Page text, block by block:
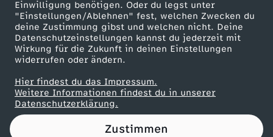
Einwilligung benötigen. Oder du legst unter
"Einstellungen/Ablehnen" fest, welchen Zwecken du
deine Zustimmung gibst und welchen nicht. Deine
Datenschutzeinstellungen kannst du jederzeit mit
Wirkung für die Zukunft in deinen Einstellungen
widerrufen oder ändern.
Hier findest du das Impressum.
Weitere Informationen findest du in unserer
Datenschutzerklärung.
Zustimmen
e
s
Z
w
Partner